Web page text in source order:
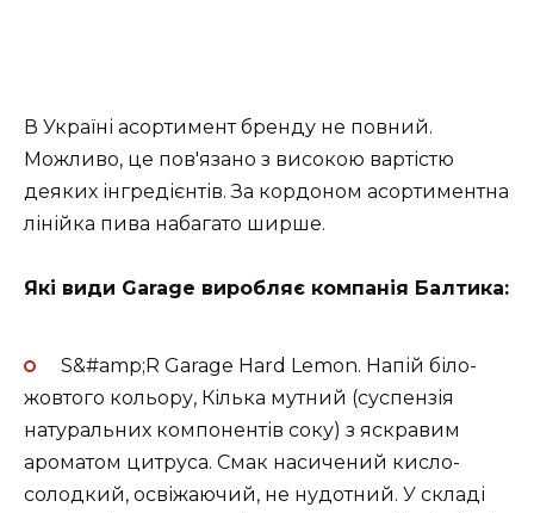
В Україні асортимент бренду не повний.
Можливо, це пов'язано з високою вартістю
деяких інгредієнтів. За кордоном асортиментна
лінійка пива набагато ширше.
Які види Garage виробляє компанія Балтика:
S&#amp;R Garage Hard Lemon. Напій біло-
жовтого кольору, Кілька мутний (суспензія
натуральних компонентів соку) з яскравим
ароматом цитруса. Смак насичений кисло-
солодкий, освіжаючий, не нудотний. У складі